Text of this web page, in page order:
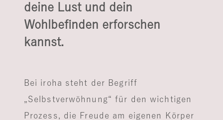
deine Lust und dein
Wohlbefinden erforschen
kannst.
Bei iroha steht der Begriff
„Selbstverwöhnung“ für den wichtigen
Prozess, die Freude am eigenen Körper